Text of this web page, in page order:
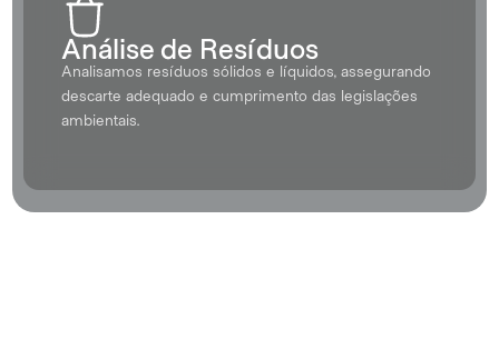
Análise de Resíduos
Analisamos resíduos sólidos e líquidos, assegurando
descarte adequado e cumprimento das legislações
ambientais.